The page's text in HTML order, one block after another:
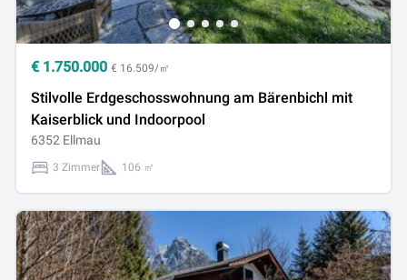
€ 1.750.000 € 16.509/㎡
Stilvolle Erdgeschosswohnung am Bärenbichl mit
Kaiserblick und Indoorpool
6352 Ellmau
3 Zimmer 106 ㎡